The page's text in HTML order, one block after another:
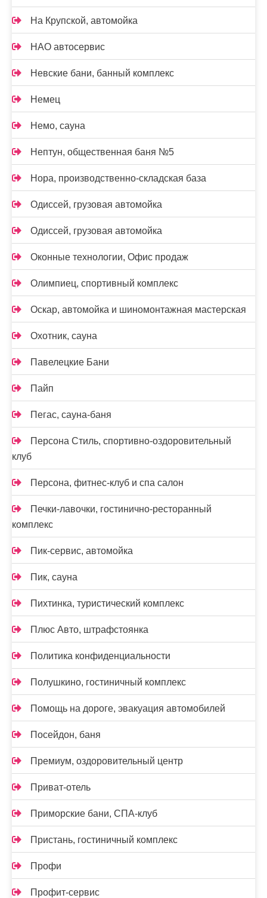
На Крупской, автомойка
НАО автосервис
Невские бани, банный комплекс
Немец
Немо, сауна
Нептун, общественная баня №5
Нора, производственно-складская база
Одиссей, грузовая автомойка
Одиссей, грузовая автомойка
Оконные технологии, Офис продаж
Олимпиец, спортивный комплекс
Оскар, автомойка и шиномонтажная мастерская
Охотник, сауна
Павелецкие Бани
Пайп
Пегас, сауна-баня
Персона Стиль, спортивно-оздоровительный
клуб
Персона, фитнес-клуб и спа салон
Печки-лавочки, гостинично-ресторанный
комплекс
Пик-сервис, автомойка
Пик, сауна
Пихтинка, туристический комплекс
Плюс Авто, штрафстоянка
Политика конфиденциальности
Полушкино, гостиничный комплекс
Помощь на дороге, эвакуация автомобилей
Посейдон, баня
Премиум, оздоровительный центр
Приват-отель
Приморские бани, СПА-клуб
Пристань, гостиничный комплекс
Профи
Профит-сервис